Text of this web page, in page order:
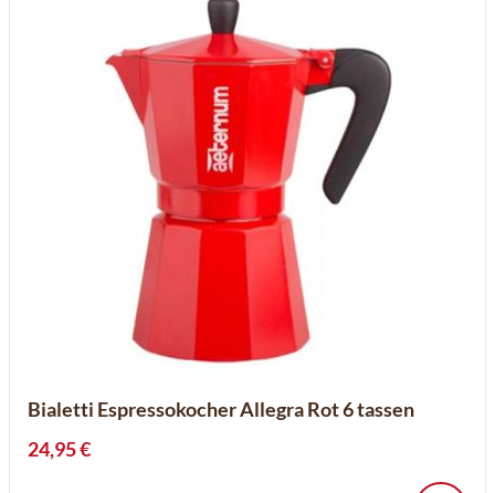
Bialetti Espressokocher Allegra Rot 6 tassen
24,95 €